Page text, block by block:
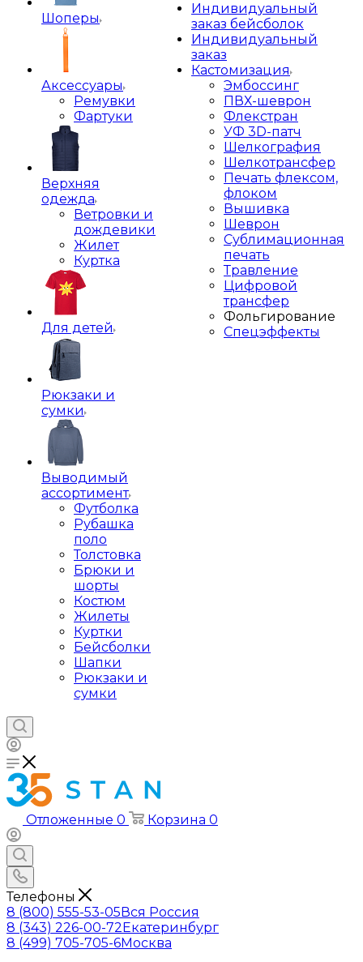
Шоперы
Аксессуары
Ремувки
Фартуки
Верхняя
одежда
Ветровки и
дождевики
Жилет
Куртка
Для детей
Рюкзаки и
сумки
Выводимый
ассортимент
Футболка
Рубашка
поло
Толстовка
Брюки и
шорты
Костюм
Жилеты
Куртки
Бейсболки
Шапки
Рюкзаки и
сумки
Индивидуальный
заказ бейсболок
Индивидуальный
заказ
Кастомизация
Эмбоссинг
ПВХ-шеврон
Флекстран
УФ 3D-патч
Шелкография
Шелкотрансфер
Печать флексом,
флоком
Вышивка
Шеврон
Сублимационная
печать
Травление
Цифровой
трансфер
Фольгирование
Спецэффекты
Отложенные 0 Корзина 0
Телефоны
8 (800) 555-53-05Вся Россия
8 (343) 226-00-72Екатеринбург
8 (499) 705-705-6Москва